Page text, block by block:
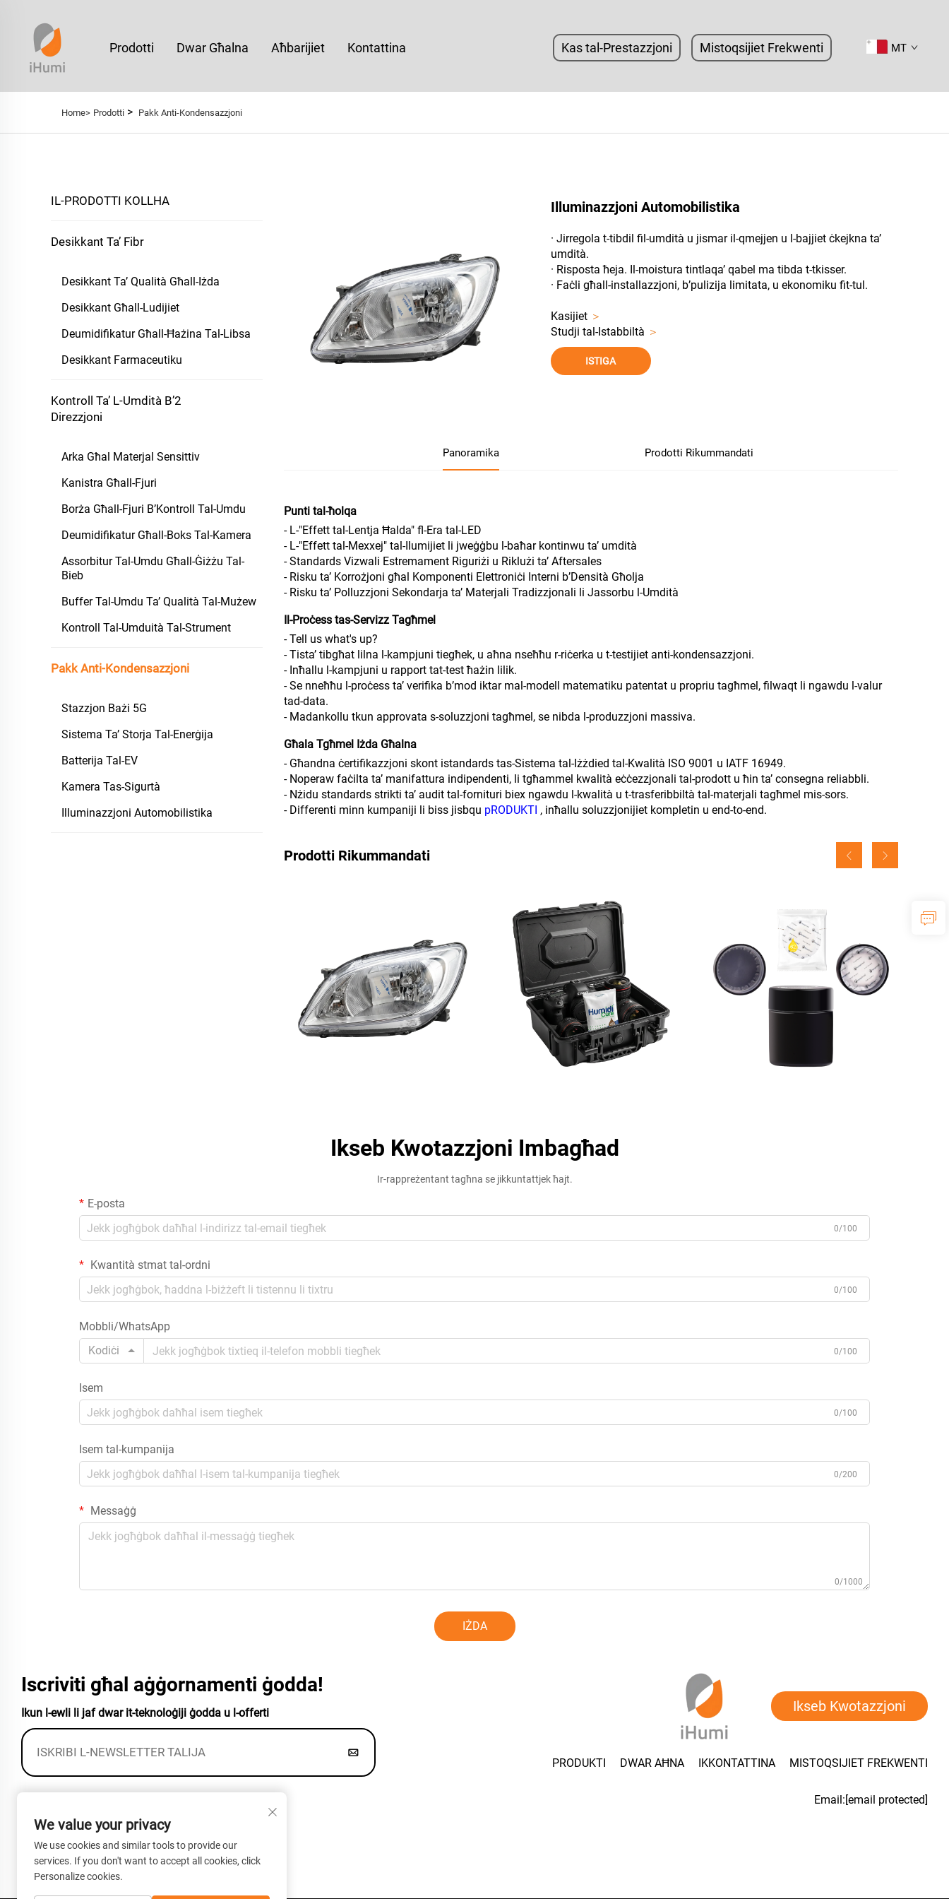
Prodotti Dwar Għalna Aħbarijiet Kontattina Kas tal-Prestazzjoni Mistoqsijiet Frekwenti MT
Home> Prodotti > Pakk Anti-Kondensazzjoni
IL-PRODOTTI KOLLHA
Desikkant Ta’ Fibr
Desikkant Ta’ Qualità Għall-Iżda
Desikkant Għall-Ludijiet
Deumidifikatur Għall-Ħażina Tal-Libsa
Desikkant Farmaceutiku
Kontroll Ta’ L-Umdità B’2
Direzzjoni
Arka Għal Materjal Sensittiv
Kanistra Għall-Fjuri
Borża Għall-Fjuri B’Kontroll Tal-Umdu
Deumidifikatur Għall-Boks Tal-Kamera
Assorbitur Tal-Umdu Għall-Ġiżżu Tal-
Bieb
Buffer Tal-Umdu Ta’ Qualità Tal-Mużew
Kontroll Tal-Umduità Tal-Strument
Pakk Anti-Kondensazzjoni
Stazzjon Bażi 5G
Sistema Ta’ Storja Tal-Enerġija
Batterija Tal-EV
Kamera Tas-Sigurtà
Illuminazzjoni Automobilistika
Illuminazzjoni Automobilistika
· Jirregola t-tibdil fil-umdità u jismar il-qmejjen u l-bajjiet ċkejkna ta’
umdità.
· Risposta ħeja. Il-moistura tintlaqa’ qabel ma tibda t-tkisser.
· Faċli għall-installazzjoni, b’pulizija limitata, u ekonomiku fit-tul.
Kasijiet ＞
Studji tal-Istabbiltà ＞
ISTIGA
Panoramika Prodotti Rikummandati
Punti tal-ħolqa
- L-"Effett tal-Lentja Ħalda" fl-Era tal-LED
- L-"Effett tal-Mexxej" tal-Ilumijiet li jweġġbu l-baħar kontinwu ta’ umdità
- Standards Vizwali Estremament Riguriżi u Riklużi ta’ Aftersales
- Risku ta’ Korrożjoni għal Komponenti Elettroniċi Interni b’Densità Għolja
- Risku ta’ Polluzzjoni Sekondarja ta’ Materjali Tradizzjonali li Jassorbu l-Umdità
Il-Proċess tas-Servizz Tagħmel
- Tell us what's up?
- Tista’ tibgħat lilna l-kampjuni tiegħek, u aħna nseħħu r-riċerka u t-testijiet anti-kondensazzjoni.
- Inħallu l-kampjuni u rapport tat-test ħażin lilik.
- Se nneħħu l-proċess ta’ verifika b’mod iktar mal-modell matematiku patentat u propriu tagħmel, filwaqt li ngawdu l-valur
tad-data.
- Madankollu tkun approvata s-soluzzjoni tagħmel, se nibda l-produzzjoni massiva.
Għala Tgħmel Iżda Għalna
- Għandna ċertifikazzjoni skont istandards tas-Sistema tal-Iżżdied tal-Kwalità ISO 9001 u IATF 16949.
- Noperaw faċilta ta’ manifattura indipendenti, li tgħammel kwalità eċċezzjonali tal-prodott u ħin ta’ consegna reliabbli.
- Nżidu standards strikti ta’ audit tal-fornituri biex ngawdu l-kwalità u t-trasferibbiltà tal-materjali tagħmel mis-sors.
- Differenti minn kumpaniji li biss jisbqu pRODUKTI , inħallu soluzzjonijiet kompletin u end-to-end.
Prodotti Rikummandati
Ikseb Kwotazzjoni Imbagħad
Ir-rappreżentant tagħna se jikkuntattjek ħajt.
E-posta
0/100
Kwantità stmat tal-ordni
0/100
Mobbli/WhatsApp
Kodiċi
0/100
Isem
0/100
Isem tal-kumpanija
0/200
Messaġġ
0/1000
IŻDA
Iscriviti għal aġġornamenti ġodda!
Ikun l-ewli li jaf dwar it-teknoloġiji ġodda u l-offerti
Distrettu Chongming, Shanghai, Ċina
+86-13801938407
Ikseb Kwotazzjoni
PRODUKTI DWAR AĦNA IKKONTATTINA MISTOQSIJIET FREKWENTI
Email: [email protected]
We value your privacy
We use cookies and similar tools to provide our
services. If you don't want to accept all cookies, click
Personalize cookies.